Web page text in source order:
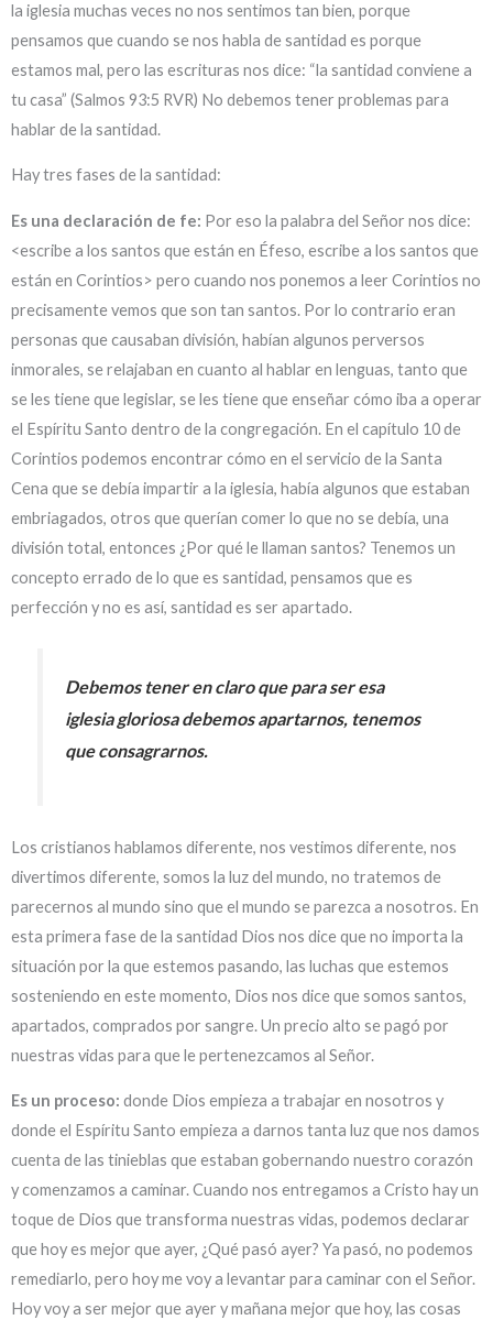
la iglesia muchas veces no nos sentimos tan bien, porque
pensamos que cuando se nos habla de santidad es porque
estamos mal, pero las escrituras nos dice: “la santidad conviene a
tu casa” (Salmos 93:5 RVR) No debemos tener problemas para
hablar de la santidad.
Hay tres fases de la santidad:
Es una declaración de fe: Por eso la palabra del Señor nos dice:
<escribe a los santos que están en Éfeso, escribe a los santos que
están en Corintios> pero cuando nos ponemos a leer Corintios no
precisamente vemos que son tan santos. Por lo contrario eran
personas que causaban división, habían algunos perversos
inmorales, se relajaban en cuanto al hablar en lenguas, tanto que
se les tiene que legislar, se les tiene que enseñar cómo iba a operar
el Espíritu Santo dentro de la congregación. En el capítulo 10 de
Corintios podemos encontrar cómo en el servicio de la Santa
Cena que se debía impartir a la iglesia, había algunos que estaban
embriagados, otros que querían comer lo que no se debía, una
división total, entonces ¿Por qué le llaman santos? Tenemos un
concepto errado de lo que es santidad, pensamos que es
perfección y no es así, santidad es ser apartado.
Debemos tener en claro que para ser esa
iglesia gloriosa debemos apartarnos, tenemos
que consagrarnos.
Los cristianos hablamos diferente, nos vestimos diferente, nos
divertimos diferente, somos la luz del mundo, no tratemos de
parecernos al mundo sino que el mundo se parezca a nosotros. En
esta primera fase de la santidad Dios nos dice que no importa la
situación por la que estemos pasando, las luchas que estemos
sosteniendo en este momento, Dios nos dice que somos santos,
apartados, comprados por sangre. Un precio alto se pagó por
nuestras vidas para que le pertenezcamos al Señor.
Es un proceso: donde Dios empieza a trabajar en nosotros y
donde el Espíritu Santo empieza a darnos tanta luz que nos damos
cuenta de las tinieblas que estaban gobernando nuestro corazón
y comenzamos a caminar. Cuando nos entregamos a Cristo hay un
toque de Dios que transforma nuestras vidas, podemos declarar
que hoy es mejor que ayer, ¿Qué pasó ayer? Ya pasó, no podemos
remediarlo, pero hoy me voy a levantar para caminar con el Señor.
Hoy voy a ser mejor que ayer y mañana mejor que hoy, las cosas